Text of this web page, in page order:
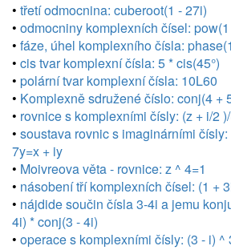
• třetí odmocnina: cuberoot(1 - 27i)
• odmocniny komplexních čísel:
• fáze, úhel komplexního čísla:
• cis tvar komplexní čísla: 5 * cis(45°)
• polární tvar komplexní čísla: 10L60
• Komplexně sdružené číslo: conj(4 +
• rovnice s komplexními čísly: (z + i/2
• soustava rovnic s imaginárními čísly:
7y=x + iy
• Moivreova věta - rovnice: z ^ 4=1
• násobení tří komplexních čísel: (1 +
• nájdide součin čísla 3-4i a jemu
4i) * conj(3 - 4i)
• operace s komplexními čísly: (3 - i) ^